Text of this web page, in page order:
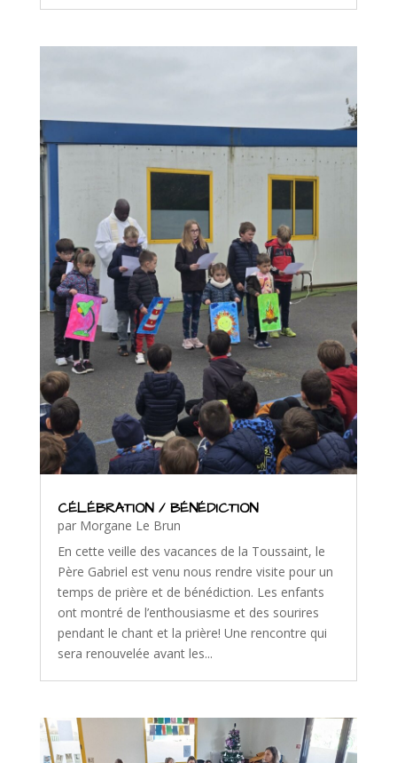
CÉLÉBRATION / BÉNÉDICTION
par Morgane Le Brun
En cette veille des vacances de la Toussaint, le
Père Gabriel est venu nous rendre visite pour un
temps de prière et de bénédiction. Les enfants
ont montré de l’enthousiasme et des sourires
pendant le chant et la prière! Une rencontre qui
sera renouvelée avant les...